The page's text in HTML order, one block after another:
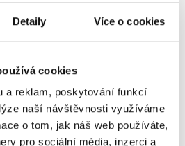
Detaily Více o cookies
cookies
a reklam, poskytování funkcí
naší návštěvnosti využíváme
o tom, jak náš web používáte,
pro sociální média, inzerci a